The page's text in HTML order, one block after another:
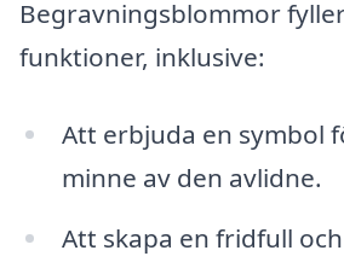
Begravningsblommor
funktioner, inklusive:
Att erbjuda en symbol
minne av den avlidne.
Att skapa en fridfull